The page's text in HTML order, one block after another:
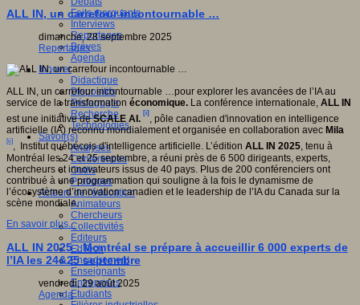
Faits marquants
Interviews
Reportages
Brèves
Agenda
Innover
Didactique
Dispositifs
Pédagogie
Recherche
Technologies
Savoir(s)
Analyses
Conférences
Outils
Pratiques
Acteurs de l'éducation
Animateurs
Chercheurs
Collectivités
Editeurs
EdTech
Encadrement
Enseignants
Entreprises
Etudiants
ALL IN, un carrefour incontournable …
dimanche, 28 septembre 2025
Reportages
ALL IN, un carrefour incontournable …pour explorer les avancées de l’IA au
service de la transformation économique. La conférence internationale, ALL IN
est une initiative deSCALE AI.
[i]
, pôle canadien d'innovation en intelligence
artificielle (IA) reconnu mondialement et organisée en collaboration avec Mila
[ii]
, Institut québécois d'intelligence artificielle. L’édition ALL IN 2025, tenu à
Montréal les 24 et 25 septembre, a réuni près de 6 500 dirigeants, experts,
chercheurs et innovateurs issus de 40 pays. Plus de 200 conférenciers ont
contribué à une programmation qui souligne à la fois le dynamisme de
l’écosystème d’innovation canadien et le leadership de l’IA du Canada sur la
scène mondiale.
En savoir plus...
ALL IN 2025 : Montréal se prépare à accueillir 6 000 experts de
l’IA les 24&25 septembre
vendredi, 29 août 2025
Agenda